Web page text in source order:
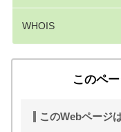
WHOIS
このペ
このWebページ